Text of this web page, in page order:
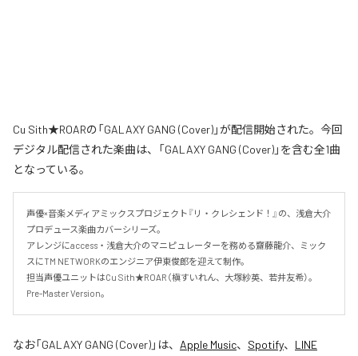
Cu Sith★ROARの「GALAXY GANG (Cover)」が配信開始された。今回
デジタル配信された楽曲は、「GALAXY GANG (Cover)」を含む全1曲
となっている。
声優×音楽メディアミックスプロジェクト『リ・クレシェンド！』の、浅倉大介
プロデュース楽曲カバーシリーズ。
アレンジにaccess・浅倉大介のマニピュレーターを務める齋藤龍介、ミック
スにTM NETWORKのエンジニア伊東俊郎を迎えて制作。
担当声優ユニットはCu Sith★ROAR（槇すいれん、大塚紗英、若井友希）。
Pre-Master Version。
なお「GALAXY GANG (Cover)」は、 Apple Music、 Spotify、 LINE